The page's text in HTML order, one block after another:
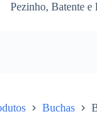
Pezinho, Batente e
Buchas